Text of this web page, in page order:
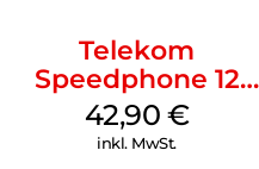
Telekom
Speedphone 12
Schwarz
42,90 €
inkl. MwSt.